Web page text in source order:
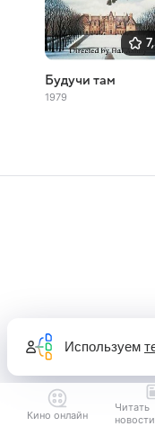
Будучи там
1979
Кино онлайн
Читать
новости
Используем